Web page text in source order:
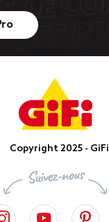
Copyright 2025 - GiFi